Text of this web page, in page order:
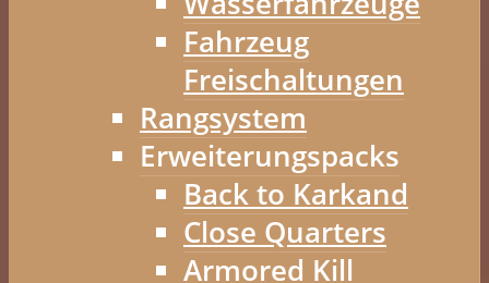
Fahrzeug
Freischaltungen
Rangsystem
Erweiterungspacks
Back to Karkand
Close Quarters
Armored Kill